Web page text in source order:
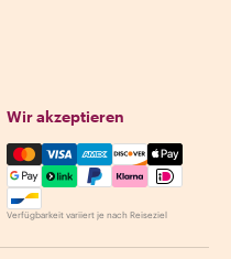
Wir akzeptieren
Mastercard, Visa, Amex,
Verfügbarkeit variiert je nach Reiseziel